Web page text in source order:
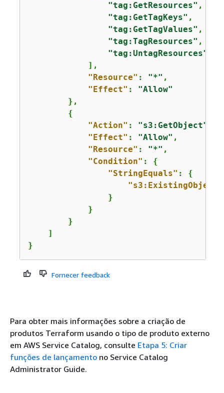
"tag:GetResources" ,
"tag:GetTagKeys" ,
"tag:GetTagValues" ,
"tag:TagResources" ,
"tag:UntagResources"
            ],
"Resource" : "*" ,
"Effect" : "Allow"
        },
{
"Action" : "s3:GetObject"
"Effect" : "Allow" ,
"Resource" : "*" ,
"Condition" : {
"StringEquals" : {
                }
            }
        }
    ]
}
Fornecer feedback
Para obter mais informações sobre a criação de
produtos Terraform usando o tipo de produto externo
em AWS Service Catalog, consulte Etapa 5: Criar
funções de lançamento no Service Catalog
Administrator Guide.